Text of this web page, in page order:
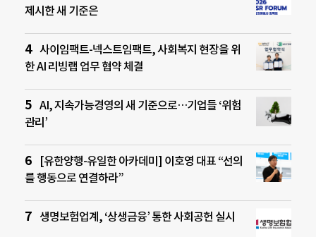
제시한 새 기준은
사이임팩트-넥스트임팩트, 사회복지 현장을 위
한 AI 리빙랩 업무 협약 체결
AI, 지속가능경영의 새 기준으로…기업들 ‘위험
관리’
[유한양행-유일한 아카데미] 이호영 대표 “선의
를 행동으로 연결하라”
생명보험업계, ‘상생금융’ 통한 사회공헌 실시